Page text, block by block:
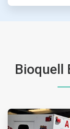
Bioquell
ArticleTile